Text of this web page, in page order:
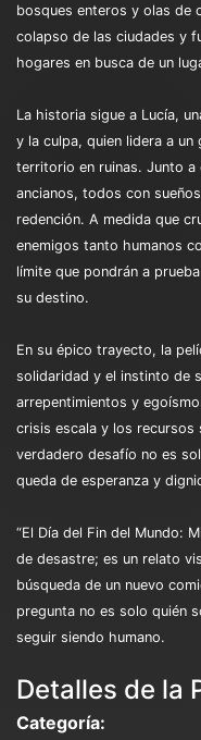
bosques enteros y olas de
colapso de las ciudades y
hogares en busca de un
La historia sigue a Lucía,
y la culpa, quien lidera a
territorio en ruinas. Junto a
ancianos, todos con
redención. A medida que
enemigos tanto humanos
límite que pondrán a
su destino.
En su épico trayecto, la
solidaridad y el instinto de
arrepentimientos y
crisis escala y los recursos
verdadero desafío no es
queda de esperanza y
“El Día del Fin del Mundo:
de desastre; es un relato
búsqueda de un nuevo
pregunta no es solo quién
seguir siendo humano.
Detalles de la
Categoría: